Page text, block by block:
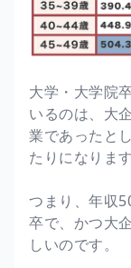
大学・大学院
いるのは、大
業であったと
たりになります
つまり、年収
卒で、かつ大
しいのです。